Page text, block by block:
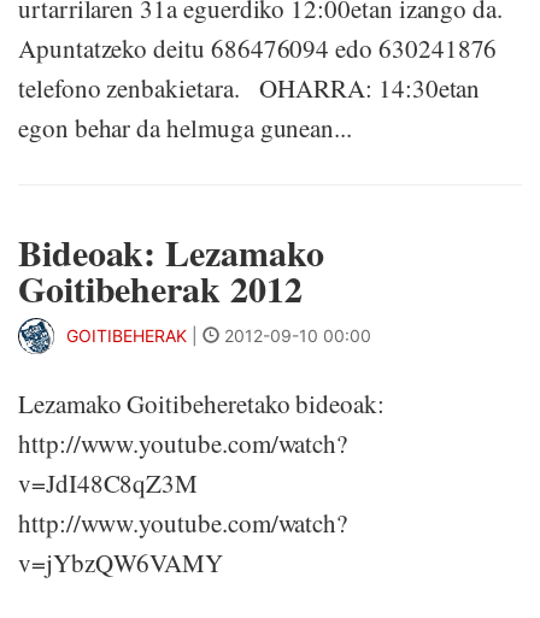
urtarrilaren 31a eguerdiko 12:00etan izango da.
Apuntatzeko deitu 686476094 edo 630241876
telefono zenbakietara. OHARRA: 14:30etan
egon behar da helmuga gunean...
Bideoak: Lezamako
Goitibeherak 2012
GOITIBEHERAK 2012-09-10 00:00
Lezamako Goitibeheretako bideoak:
http://www.youtube.com/watch?
v=JdI48C8qZ3M
http://www.youtube.com/watch?
v=jYbzQW6VAMY